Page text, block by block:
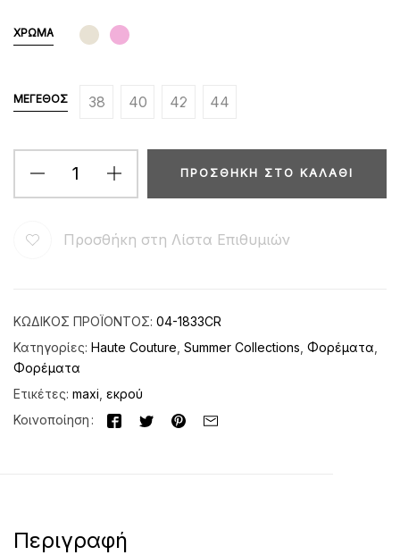
ΧΡΏΜΑ
ΜΈΓΕΘΟΣ 38 40 42 44
ΠΡΟΣΘΉΚΗ ΣΤΟ ΚΑΛΆΘΙ
Προσθήκη στη Λίστα Επιθυμιών
ΚΩΔΙΚΌΣ ΠΡΟΪΌΝΤΟΣ: 04-1833CR
Κατηγορίες: Haute Couture Summer Collections Φορέματα
Φορέματα
Ετικέτες: maxi εκρού
Κοινοποίηση
Περιγραφή